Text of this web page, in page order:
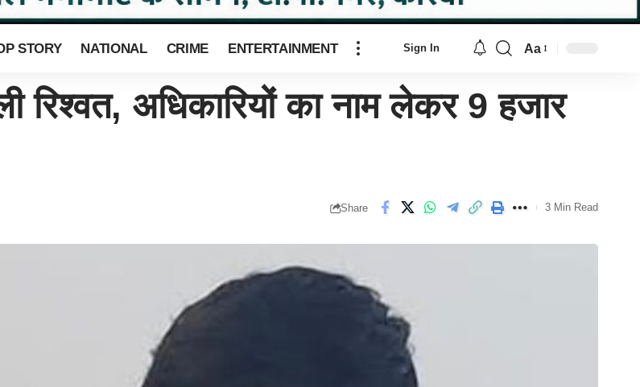
STORY NATIONAL CRIME ENTERTAINMENT Sign In Aa
अधिकारियों का नाम लेकर 9 हजार
Share 3 Min Read